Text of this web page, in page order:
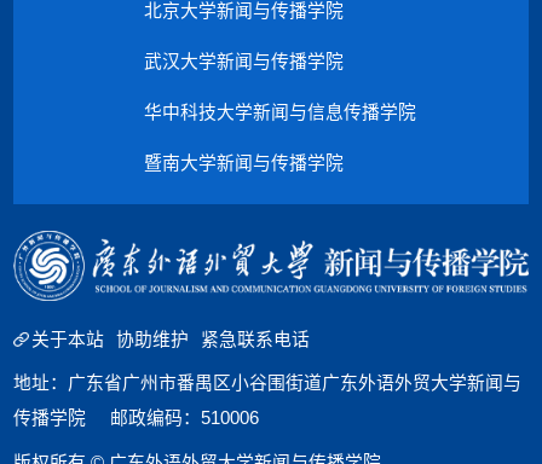
北京大学新闻与传播学院
武汉大学新闻与传播学院
华中科技大学新闻与信息传播学院
暨南大学新闻与传播学院
关于本站 协助维护 紧急联系电话
地址：广东省广州市番禺区小谷围街道广东外语外贸大学新闻与
传播学院 邮政编码：510006